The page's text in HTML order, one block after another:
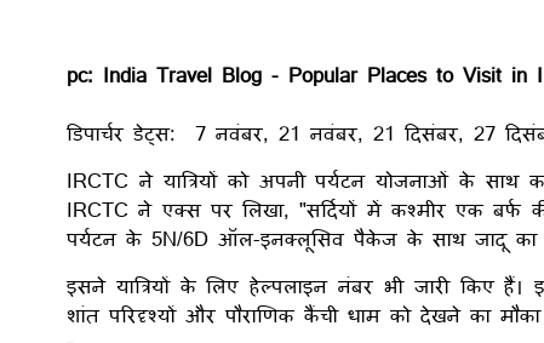
pc: India Travel Blog - Popular Places to Visit in
डिपार्चर डेट्स: 7 नवंबर, 21 नवंबर, 21 दिसंबर, 27
IRCTC ने यात्रियों को अपनी पर्यटन योजनाओं के
IRCTC ने एक्स पर लिखा, "सर्दियों में कश्मीर एक बर्फ
पर्यटन के 5N/6D ऑल-इनक्लूसिव पैकेज के साथ जादू
इसने यात्रियों के लिए हेल्पलाइन नंबर भी जारी किए
शांत परिदृश्यों और पौराणिक कैंची धाम को देखने का मौका